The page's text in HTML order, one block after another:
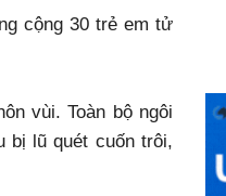
cộng 30 trẻ em tử
vùi. Toàn bộ ngôi
bị lũ quét cuốn trôi,